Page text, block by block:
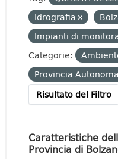
Idrografia
Impianti di
Categorie:
Provincia
Risultato del Filtro
Caratteristiche
Provincia di